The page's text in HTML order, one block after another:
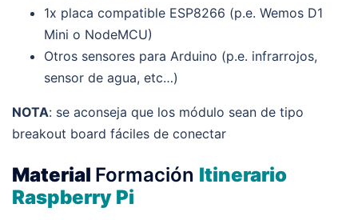
1x placa compatible ESP8266 (p.e. Wemos D1
Mini o NodeMCU)
Otros sensores para Arduino (p.e. infrarrojos,
sensor de agua, etc…)
NOTA: se aconseja que los módulo sean de tipo
breakout board fáciles de conectar
Material Formación Itinerario
Raspberry Pi